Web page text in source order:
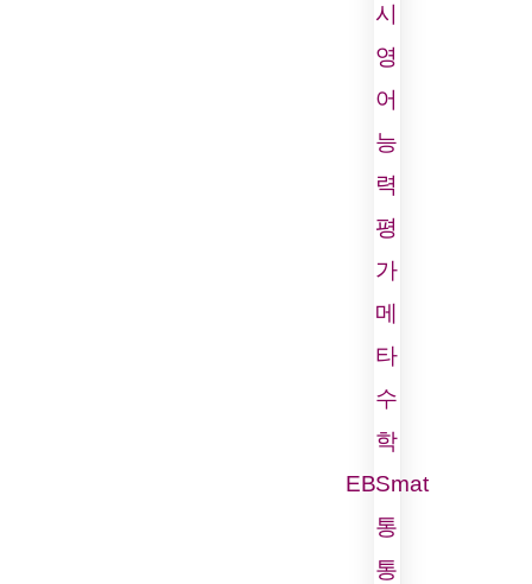
시
영
어
능
력
평
가
메
타
수
학
EBSmat
통
통